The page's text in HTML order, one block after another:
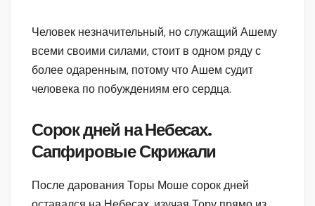
Человек незначительный, но служащий Ашему
всеми своими силами, стоит в одном ряду с
более одаренным, потому что Ашем судит
человека по побуждениям его сердца.
Сорок дней на Небесах.
Сапфировые Скрижали
После дарования Торы Моше сорок дней